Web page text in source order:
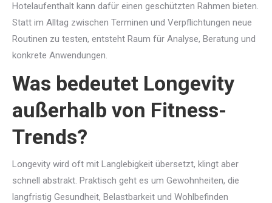
Hotelaufenthalt kann dafür einen geschützten Rahmen bieten.
Statt im Alltag zwischen Terminen und Verpflichtungen neue
Routinen zu testen, entsteht Raum für Analyse, Beratung und
konkrete Anwendungen.
Was bedeutet Longevity
außerhalb von Fitness-
Trends?
Longevity wird oft mit Langlebigkeit übersetzt, klingt aber
schnell abstrakt. Praktisch geht es um Gewohnheiten, die
langfristig Gesundheit, Belastbarkeit und Wohlbefinden